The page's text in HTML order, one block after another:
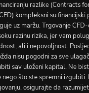
razlike (Contracts
kompleksni su financijski
uz maržu. Trgovanje
razinu rizika, jer vam
ali i nepovoljnost.
nisu pogodni za sve
sav uloženi kapital. Ne
nego što ste spremni izgubiti.
osigurajte da